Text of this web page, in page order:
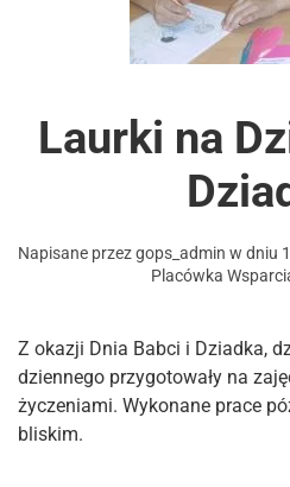
Laurki na
Napisane przezgops_admin w dniu
Placówka
Z okazji Dnia Babci i Dziadka,
dziennego przygotowały na
życzeniami. Wykonane prace
bliskim.